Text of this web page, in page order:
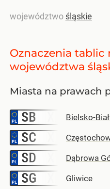
województwo śląskie
Oznaczenia tablic
województwa
Miasta na prawach
SB Bielsko-
SC
SD Dąbrowa
SG Gliwice